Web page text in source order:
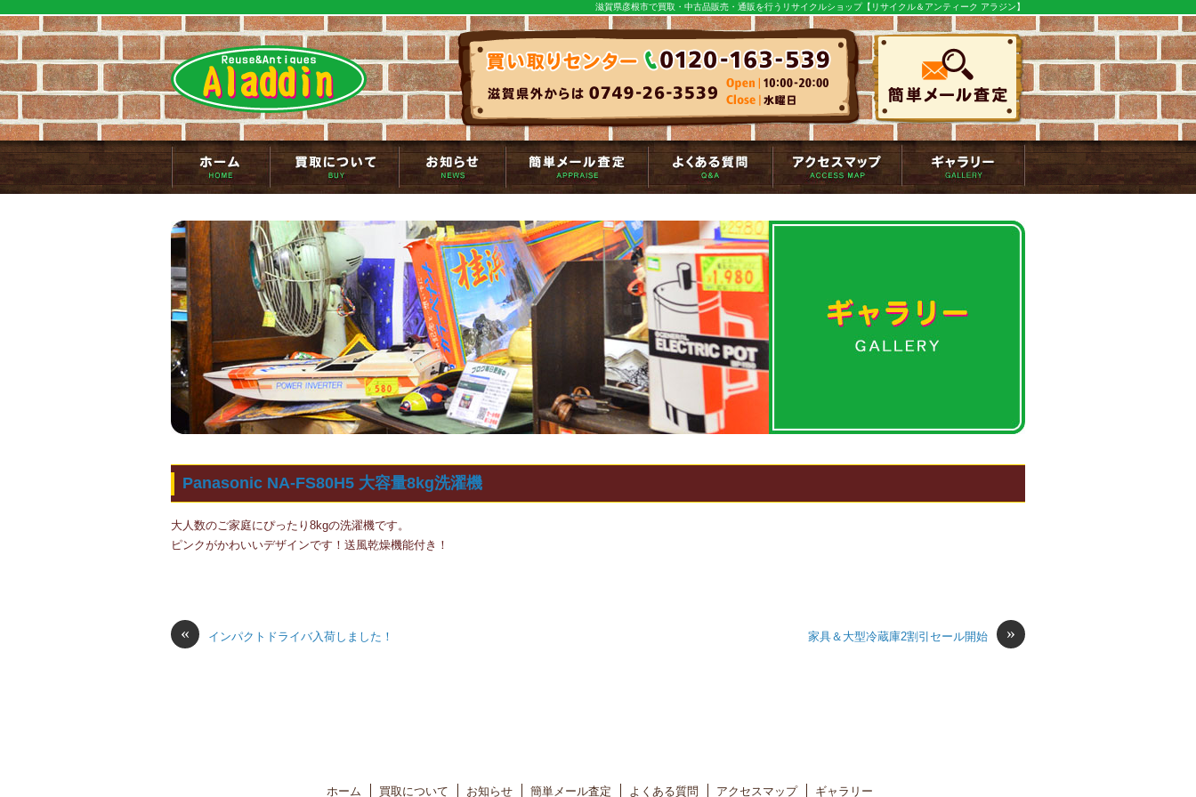
滋賀県彦根市で買取・中古品販売・通販を行うリサイクルショップ【リサイクル＆アンティーク アラジン】
Panasonic NA-FS80H5 大容量8kg洗濯機
大人数のご家庭にぴったり8kgの洗濯機です。
ピンクがかわいいデザインです！送風乾燥機能付き！
« インパクトドライバ入荷しました！ »
家具＆大型冷蔵庫2割引セール開始
ホーム 買取について お知らせ 簡単メール査定 よくある質問 アクセスマップ ギャラリー